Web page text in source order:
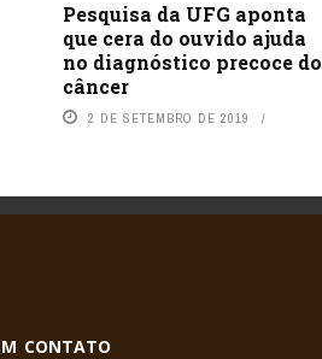
Pesquisa da UFG aponta
que cera do ouvido ajuda
no diagnóstico precoce do
câncer
2 DE SETEMBRO DE 2019
CONTATO